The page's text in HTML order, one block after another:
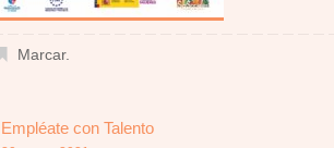
Marcar.
Empléate con Talento